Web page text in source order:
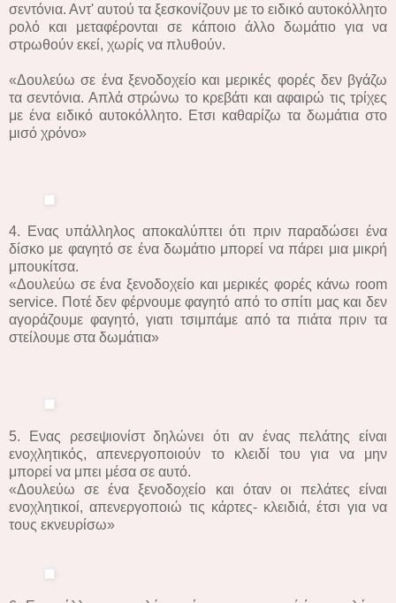
σεντόνια. Αντ' αυτού τα ξεσκονίζουν με το ειδικό αυτοκόλλητο
ρολό και μεταφέρονται σε κάποιο άλλο δωμάτιο για να
στρωθούν εκεί, χωρίς να πλυθούν.
«Δουλεύω σε ένα ξενοδοχείο και μερικές φορές δεν βγάζω
τα σεντόνια. Απλά στρώνω το κρεβάτι και αφαιρώ τις τρίχες
με ένα ειδικό αυτοκόλλητο. Ετσι καθαρίζω τα δωμάτια στο
μισό χρόνο»
4. Ενας υπάλληλος αποκαλύπτει ότι πριν παραδώσει ένα
δίσκο με φαγητό σε ένα δωμάτιο μπορεί να πάρει μια μικρή
μπουκίτσα.
«Δουλεύω σε ένα ξενοδοχείο και μερικές φορές κάνω room
service. Ποτέ δεν φέρνουμε φαγητό από το σπίτι μας και δεν
αγοράζουμε φαγητό, γιατι τσιμπάμε από τα πιάτα πριν τα
στείλουμε στα δωμάτια»
5. Ενας ρεσεψιονίστ δηλώνει ότι αν ένας πελάτης είναι
ενοχλητικός, απενεργοποιούν το κλειδί του για να μην
μπορεί να μπει μέσα σε αυτό.
«Δουλεύω σε ένα ξενοδοχείο και όταν οι πελάτες είναι
ενοχλητικοί, απενεργοποιώ τις κάρτες- κλειδιά, έτσι για να
τους εκνευρίσω»